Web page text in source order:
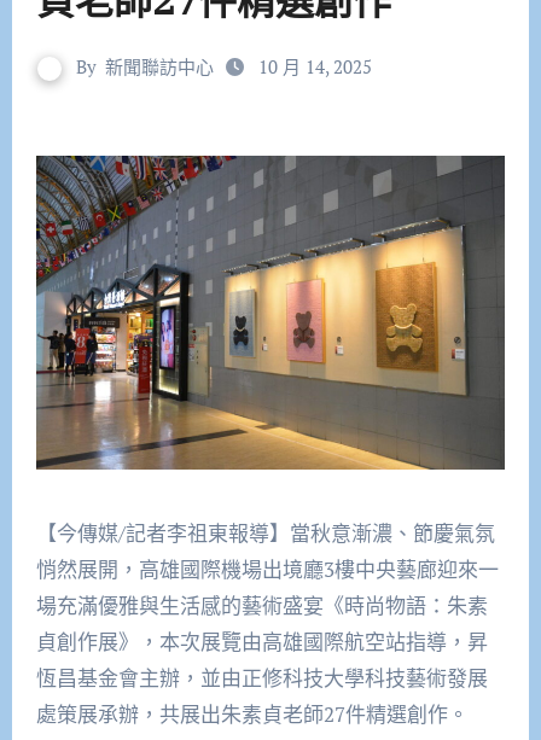
By 新聞聯訪中心 10 月 14, 2025
【今傳媒/記者李祖東報導】當秋意漸濃、節慶氣氛
悄然展開，高雄國際機場出境廳3樓中央藝廊迎來一
場充滿優雅與生活感的藝術盛宴《時尚物語：朱素
貞創作展》，本次展覽由高雄國際航空站指導，昇
恆昌基金會主辦，並由正修科技大學科技藝術發展
處策展承辦，共展出朱素貞老師27件精選創作。